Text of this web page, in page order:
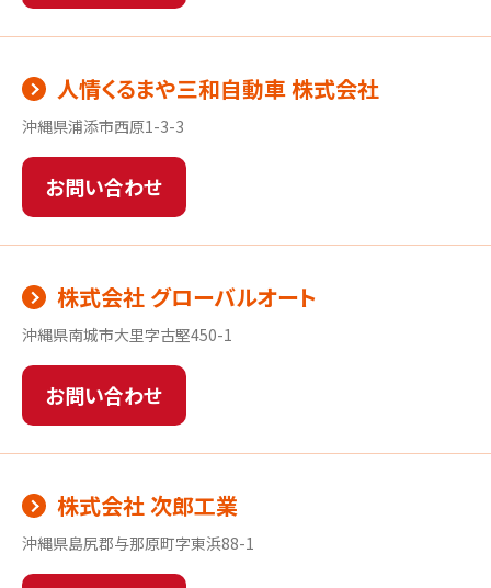
人情くるまや三和自動車 株式会社
沖縄県浦添市西原1-3-3
お問い合わせ
株式会社 グローバルオート
沖縄県南城市大里字古堅450-1
お問い合わせ
株式会社 次郎工業
沖縄県島尻郡与那原町字東浜88-1